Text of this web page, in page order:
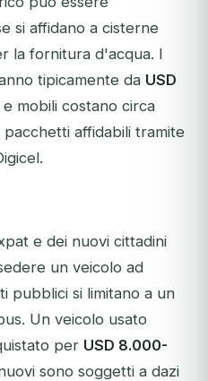
si affidano a cisterne
la fornitura d'acqua. I
tipicamente da USD
mobili costano circa
pacchetti affidabili tramite
e dei nuovi cittadini
un veicolo ad
pubblici si limitano a un
Un veicolo usato
per USD 8.000-
sono soggetti a dazi